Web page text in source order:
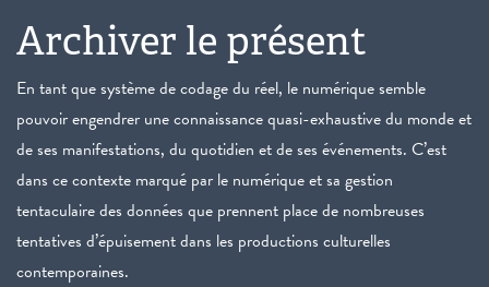
Archiver le présent
En tant que système de codage du réel, le numérique semble
pouvoir engendrer une connaissance quasi-exhaustive du monde et
de ses manifestations, du quotidien et de ses événements. C’est
dans ce contexte marqué par le numérique et sa gestion
tentaculaire des données que prennent place de nombreuses
tentatives d’épuisement dans les productions culturelles
contemporaines.